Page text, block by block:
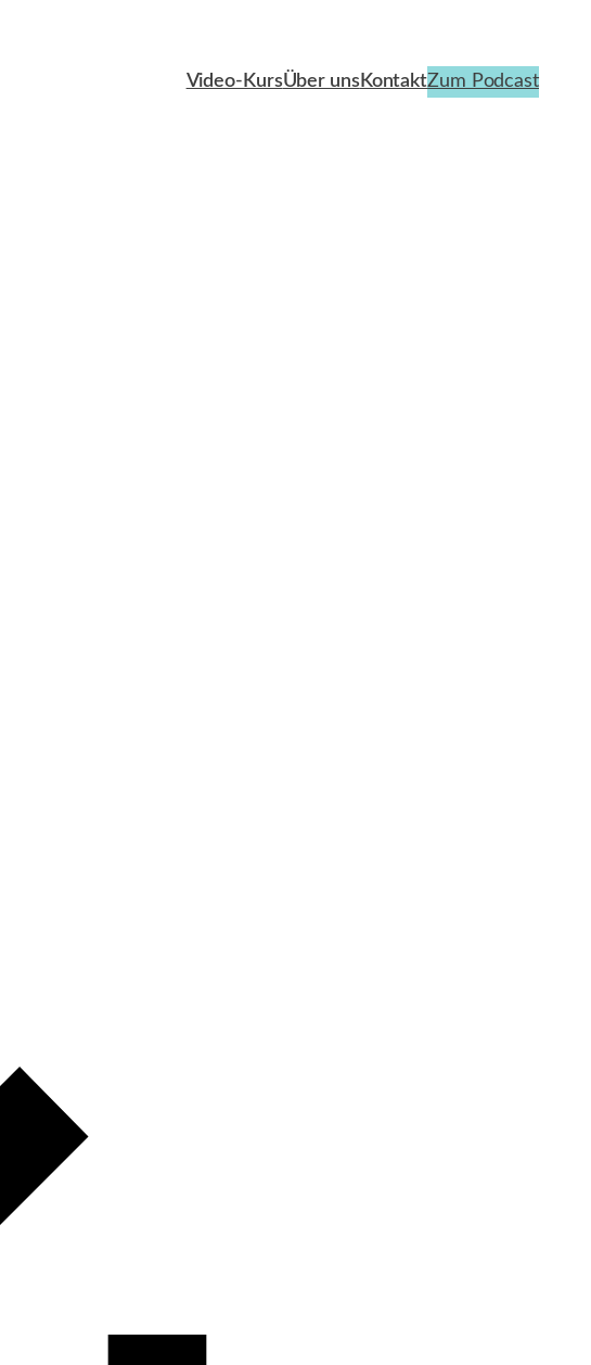
Video-KursÜber unsKontaktZum Podcast